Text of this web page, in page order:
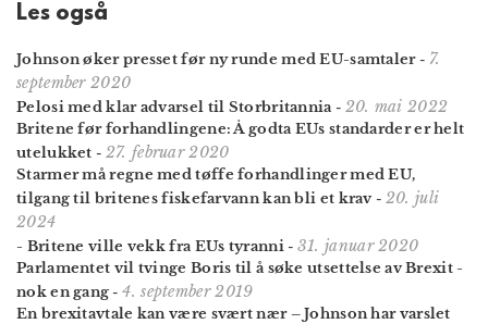
Les også
Johnson øker presset før ny runde med EU-samtaler- 7.
september 2020
Pelosi med klar advarsel til Storbritannia - 20. mai 2022
Britene før forhandlingene: Å godta EUs standarder er helt
utelukket - 27. februar 2020
Starmer må regne med tøffe forhandlinger med EU,
tilgang til britenes fiskefarvann kan bli et krav - 20. juli
2024
- Britene ville vekk fra EUs tyranni - 31. januar 2020
Parlamentet vil tvinge Boris til å søke utsettelse av Brexit -
nok en gang -4. september 2019
En brexitavtale kan være svært nær – Johnson har varslet